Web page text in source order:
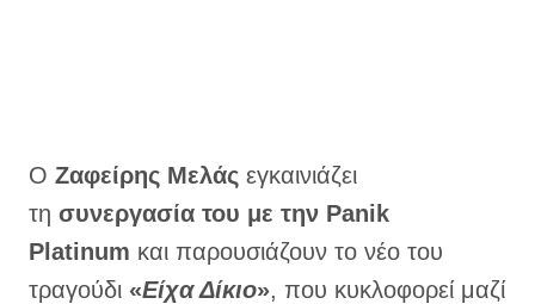
Ο Ζαφείρης Μελάς εγκαινιάζει
τη συνεργασία του με την Panik
Platinum και παρουσιάζουν το νέο του
τραγούδι «Είχα Δίκιο», που κυκλοφορεί μαζί